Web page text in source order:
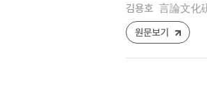
김용호 言論文化
원문보기